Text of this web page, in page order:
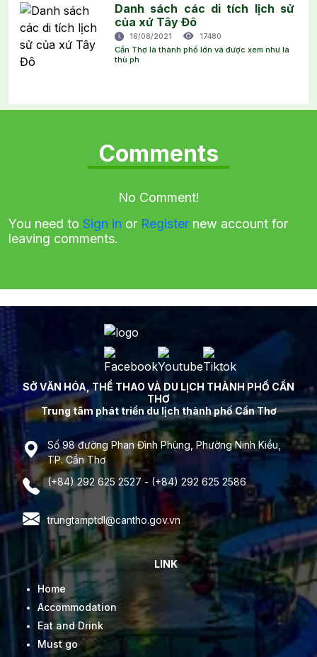
Danh sách các di tích lịch sử
của xứ Tây Đô
16/08/2021 17480
Cần Thơ là thành phố lớn và được xem như là
thủ ph
Comments
No Comment!
You need to Sign in or Register new account for
leaving comments.
SỞ VĂN HÓA, THỂ THAO VÀ DU LỊCH THÀNH PHỐ CẦN
THƠ
Trung tâm phát triển du lịch thành phố Cần Thơ
Số 98 đường Phan Đình Phùng, Phường Ninh Kiều,
TP. Cần Thơ
(+84) 292 625 2527 - (+84) 292 625 2586
trungtamptdl@cantho.gov.vn
LINK
Home
Accommodation
Eat and Drink
Must go